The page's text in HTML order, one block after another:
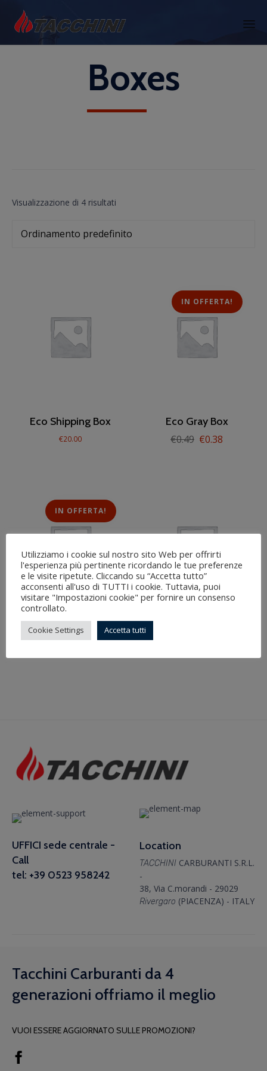
content
Boxes
Visualizzazione di 4 risultati
Eco Shipping Box
€20.00
IN OFFERTA!
Eco Gray Box
€0.49 €0.38
IN OFFERTA!
Eco White Mailer Box
UFFICI sede centrale -
Call
tel: +39 0523 958242
Location
TACCHINI CARBURANTI S.R.L.
-
38, Via C.morandi - 29029
Rivergaro (PIACENZA) - ITALY
Tacchini Carburanti da 4
generazioni offriamo il meglio
VUOI ESSERE AGGIORNATO SULLE PROMOZIONI?
Utilizziamo i cookie sul nostro sito Web per offrirti
l'esperienza più pertinente ricordando le tue preferenze
e le visite ripetute. Cliccando su “Accetta tutto”
acconsenti all'uso di TUTTI i cookie. Tuttavia, puoi
visitare "Impostazioni cookie" per fornire un consenso
controllato.
Cookie Settings Accetta tutti